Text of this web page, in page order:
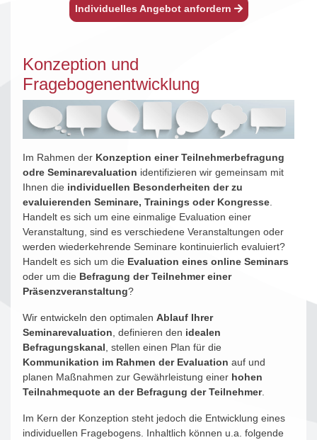
Individuelles Angebot anfordern
Konzeption und
Fragebogenentwicklung
Im Rahmen der Konzeption einer Teilnehmerbefragung
odre Seminarevaluation identifizieren wir gemeinsam mit
Ihnen die individuellen Besonderheiten der zu
evaluierenden Seminare, Trainings oder Kongresse.
Handelt es sich um eine einmalige Evaluation einer
Veranstaltung, sind es verschiedene Veranstaltungen oder
werden wiederkehrende Seminare kontinuierlich evaluiert?
Handelt es sich um die Evaluation eines online Seminars
oder um die Befragung der Teilnehmer einer
Präsenzveranstaltung?
Wir entwickeln den optimalen Ablauf Ihrer
Seminarevaluation, definieren den idealen
Befragungskanal, stellen einen Plan für die
Kommunikation im Rahmen der Evaluation auf und
planen Maßnahmen zur Gewährleistung einer hohen
Teilnahmequote an der Befragung der Teilnehmer.
Im Kern der Konzeption steht jedoch die Entwicklung eines
individuellen Fragebogens. Inhaltlich können u.a. folgende